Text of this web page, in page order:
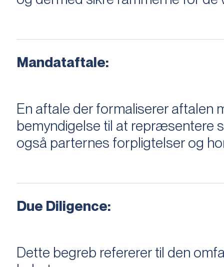
Mandataftale:
En aftale der formaliserer
bemyndigelse til at repræsentere
også parternes forpligtelser og
Due Diligence:
Dette begreb refererer til den